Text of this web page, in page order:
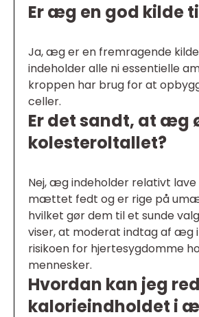
Er æg en god kilde
Ja, æg er en fremragende
indeholder alle ni essentielle
kroppen har brug for at
celler.
Er det sandt, at æg
kolesteroltallet?
Nej, æg indeholder relativt
mættet fedt og er rige på
hvilket gør dem til et sunde
viser, at moderat indtag af æg
risikoen for hjertesygdomme
mennesker.
Hvordan kan jeg
kalorieindholdet i